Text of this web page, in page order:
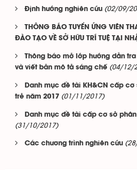
Định hướng nghiên cứu (02/09/
THÔNG BÁO TUYỂN ỨNG VIÊN
ĐÀO TẠO VỀ SỞ HỮU TRÍ TUỆ TẠI
Thông báo mở lớp hướng dẫn tra
và viết bản mô tả sáng chế (04/12/
Danh mục đề tài KH&CN cấp
trẻ năm 2017 (01/11/2017)
Danh mục đề tài cấp cơ sở
(31/10/2017)
Các chương trình nghiên cứu